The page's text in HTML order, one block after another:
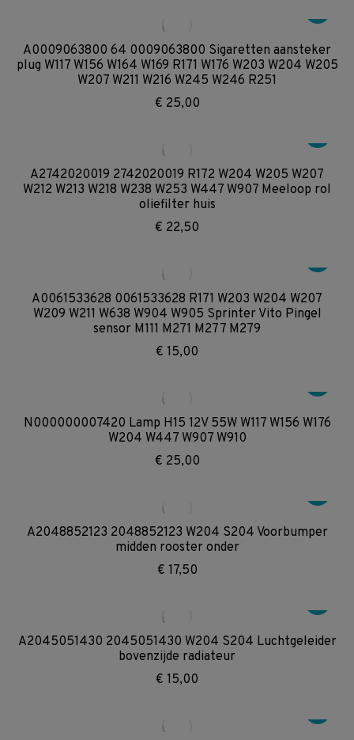
A0009063800 64 0009063800 Sigaretten aansteker
plug W117 W156 W164 W169 R171 W176 W203 W204 W205
W207 W211 W216 W245 W246 R251
€ 25,00
A2742020019 2742020019 R172 W204 W205 W207
W212 W213 W218 W238 W253 W447 W907 Meeloop rol
oliefilter huis
€ 22,50
A0061533628 0061533628 R171 W203 W204 W207
W209 W211 W638 W904 W905 Sprinter Vito Pingel
sensor M111 M271 M277 M279
€ 15,00
N000000007420 Lamp H15 12V 55W W117 W156 W176
W204 W447 W907 W910
€ 25,00
A2048852123 2048852123 W204 S204 Voorbumper
midden rooster onder
€ 17,50
A2045051430 2045051430 W204 S204 Luchtgeleider
bovenzijde radiateur
€ 15,00